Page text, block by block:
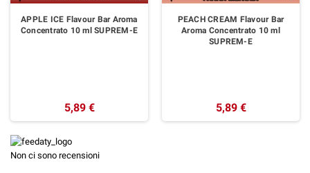
APPLE ICE Flavour Bar Aroma
Concentrato 10 ml SUPREM-E
5,89 €
PEACH CREAM Flavour Bar
Aroma Concentrato 10 ml
SUPREM-E
5,89 €
Non ci sono recensioni